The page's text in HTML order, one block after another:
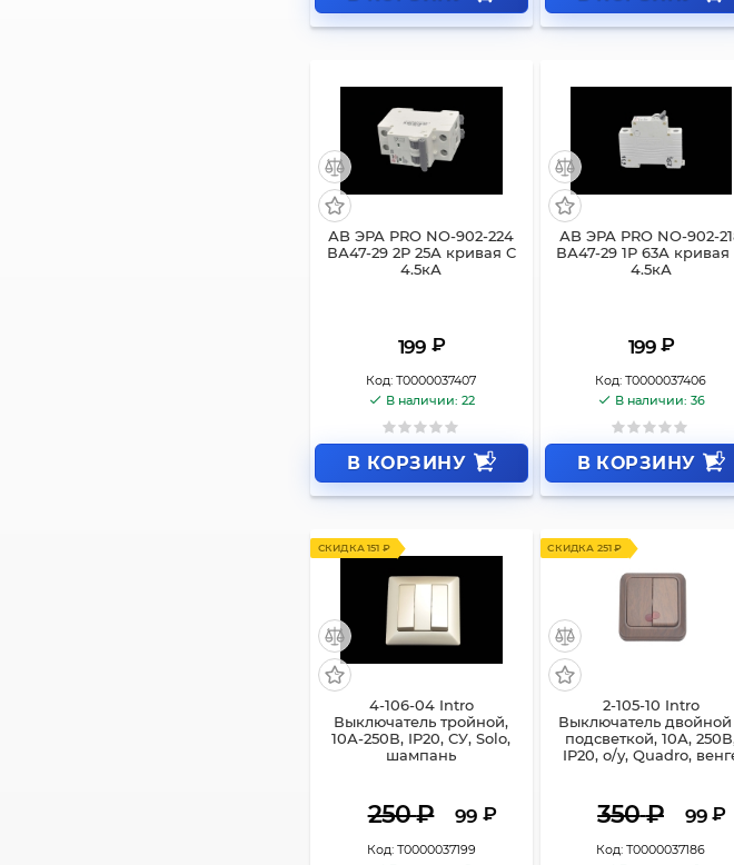
АB ЭРА PRO NO-902-224
ВА47-29 2Р 25А кривая C
4.5кА
199 ₽
Код: Т0000037407
В наличии: 22
В КОРЗИНУ
АB ЭРА PRO NO-902-
ВА47-29 1Р 63А кривая
4.5кА
199 ₽
Код: Т0000037406
В наличии: 36
В КОРЗИНУ
СКИДКА 151 ₽
4-106-04 Intro
Выключатель тройной,
10А-250В, IP20, СУ, Solo,
шампань
250₽ 99 ₽
Код: Т0000037199
2-105-10 Intro
Выключатель двойной
подсветкой, 10А,
IP20, о/у, Quadro,
350₽ 99 ₽
Код: Т0000037186